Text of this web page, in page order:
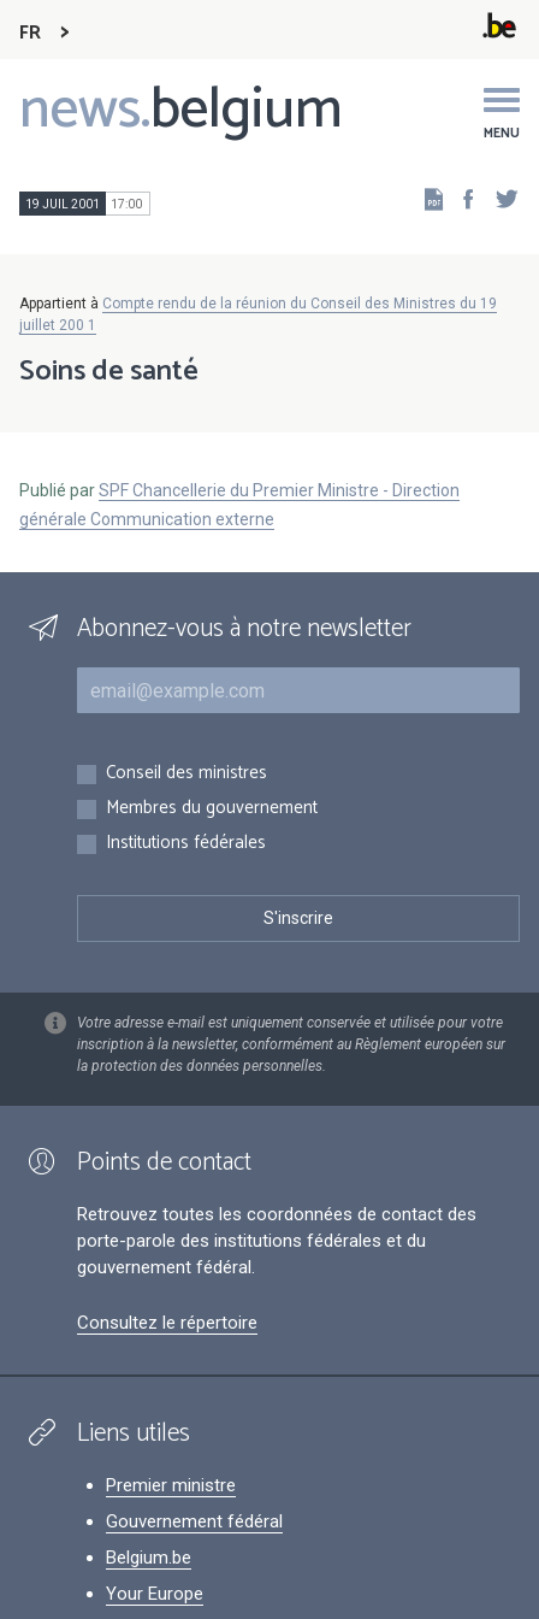
FR
news.belgium MENU
Main
navigation
19 JUIL 2001 17:00
Appartient à Compte rendu de la réunion du Conseil des Ministres du 19
juillet 200 1
Soins de santé
Publié parSPF Chancellerie du Premier Ministre - Direction
générale Communication externe
Abonnez-vous à notre newsletter
Courriel
Inscriptions
Conseil des ministres
Membres du gouvernement
Institutions fédérales
Votre adresse e-mail est uniquement conservée et utilisée pour votre
inscription à la newsletter, conformément au Règlement européen sur
la protection des données personnelles.
Points de contact
Retrouvez toutes les coordonnées de contact des
porte-parole des institutions fédérales et du
gouvernement fédéral.
Consultez le répertoire
Liens utiles
Premier ministre
Gouvernement fédéral
Belgium.be
Your Europe